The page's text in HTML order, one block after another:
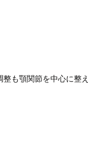
も顎関節を中心に整え